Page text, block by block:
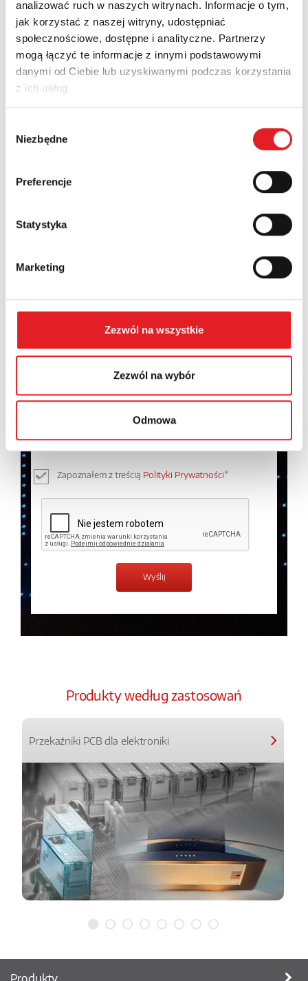
analizować ruch w naszych witrynach. Informacje o tym,
jak korzystać z naszej witryny, udostępniać
społecznościowe, dostępne i analityczne. Partnerzy
mogą łączyć te informacje z innymi podstawowymi
danymi od Ciebie lub uzyskiwanymi podczas korzystania
z ich usług.
zgody
Niezbędne
Preferencje
Statystyka
Marketing
Zezwól na wszystkie
Zezwól na wybór
Odmowa
Imię i nazwisko: *
Adres e-mail: *
Nazwa firmy:
Treść: *
Wyrażam zgodę na przetwarzanie moich danych
osobowych przez Relpol S.A. Więcej informacji na
Zapoznałem z treścią Polityki Prywatności*
Produkty według zastosowań
Przekaźniki PCB dla elektroniki